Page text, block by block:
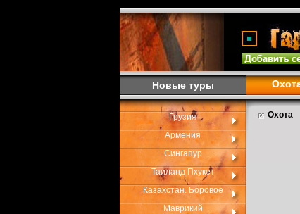
Новые туры
Грузия
Армения
Сингапур
Таиланд Пхукет
Казахстан. Боровое
Маврикий
Охота